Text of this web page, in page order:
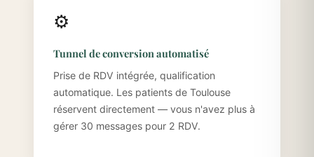
⚙️
Tunnel de conversion automatisé
Prise de RDV intégrée, qualification
automatique. Les patients de Toulouse
réservent directement — vous n'avez plus à
gérer 30 messages pour 2 RDV.